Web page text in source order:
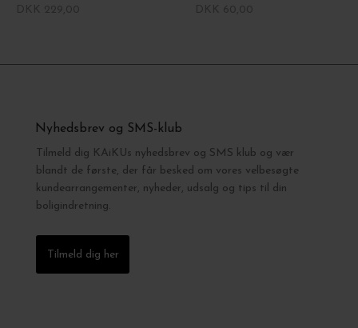
Nyhedsbrev og SMS-klub
Tilmeld dig KAiKUs nyhedsbrev og SMS klub og vær
blandt de første, der får besked om vores velbesøgte
kundearrangementer, nyheder, udsalg og tips til din
boligindretning.
Tilmeld dig her